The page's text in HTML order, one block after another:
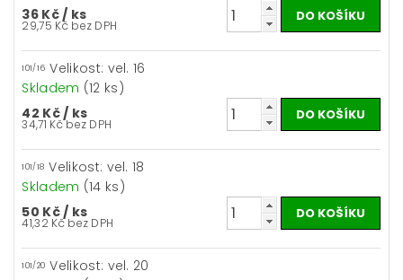
36 Kč/ ks
29,75 Kč bez DPH
101/16 Velikost: vel. 16
Skladem (12 ks)
42 Kč/ ks
34,71 Kč bez DPH
101/18 Velikost: vel. 18
Skladem (14 ks)
50 Kč/ ks
41,32 Kč bez DPH
101/20 Velikost: vel. 20